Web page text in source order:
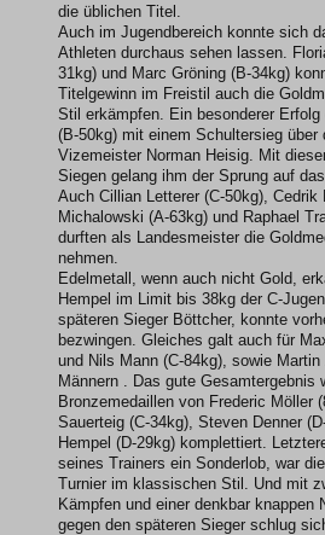
die üblichen Titel.
Auch im Jugendbereich konnte sich
Athleten durchaus sehen lassen.
31kg) und Marc Gröning (B-34kg)
Titelgewinn im Freistil auch die
Stil erkämpfen. Ein besonderer
(B-50kg) mit einem Schultersieg über
Vizemeister Norman Heisig. Mit
Siegen gelang ihm der Sprung auf
Auch Cillian Letterer (C-50kg), Cedrik
Michalowski (A-63kg) und Raphael
durften als Landesmeister die
nehmen.
Edelmetall, wenn auch nicht Gold,
Hempel im Limit bis 38kg der C-
späteren Sieger Böttcher, konnte
bezwingen. Gleiches galt auch für
und Nils Mann (C-84kg), sowie
Männern . Das gute Gesamtergebnis
Bronzemedaillen von Frederic Möller
Sauerteig (C-34kg), Steven Denner
Hempel (D-29kg) komplettiert.
seines Trainers ein Sonderlob, war
Turnier im klassischen Stil. Und mit
Kämpfen und einer denkbar knappen
gegen den späteren Sieger schlug